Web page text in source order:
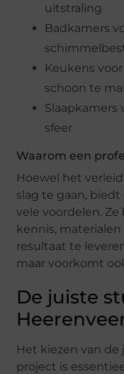
uitstraling
Badkamers
Keukens
schoon te
Slaapkamers
sfeer
Waarom een
Hoewel het
slag te gaan,
vele voordelen.
kennis,
resultaat te
maar voorkomt
De juiste
Het kiezen van
project is